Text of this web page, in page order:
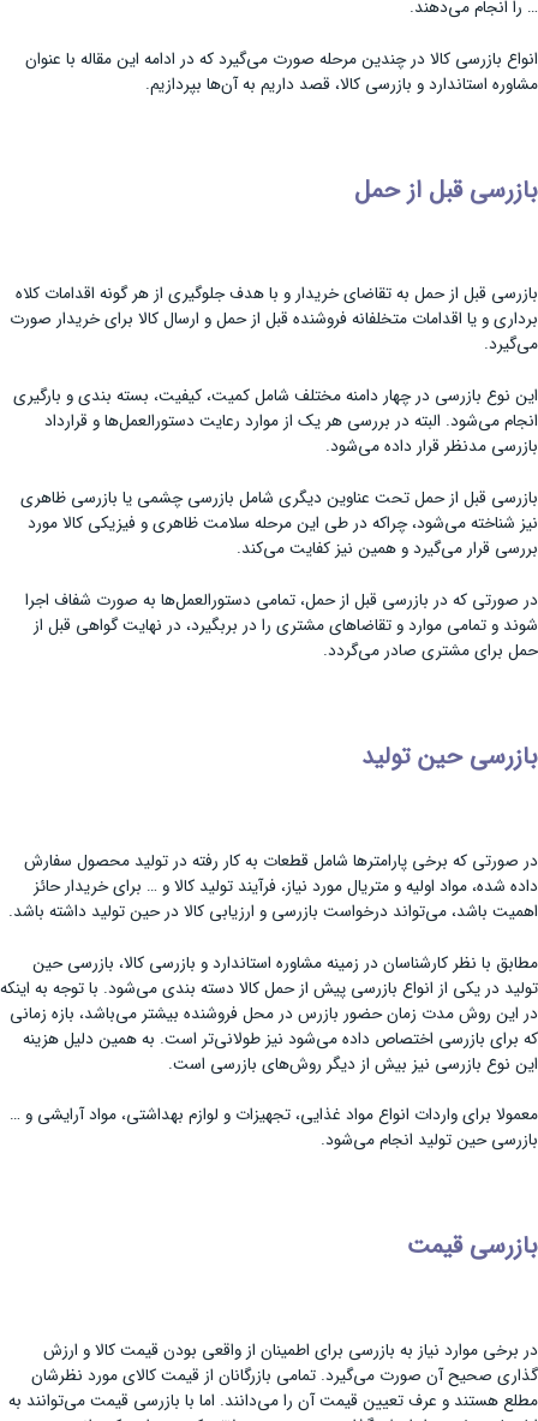
… را انجام می‌دهند.
انواع بازرسی کالا در چندین مرحله صورت می‌گیرد که در ادامه این مقاله با عنوان
مشاوره استاندارد و بازرسی کالا، قصد داریم به آن‌ها بپردازیم.
بازرسی قبل از حمل
بازرسی قبل از حمل به تقاضای خریدار و با هدف جلوگیری از هر گونه اقدامات کلاه
برداری و یا اقدامات متخلفانه فروشنده قبل از حمل و ارسال کالا برای خریدار صورت
می‌گیرد.
این نوع بازرسی در چهار دامنه مختلف شامل کمیت، کیفیت، بسته بندی و بارگیری
انجام می‌شود. البته در بررسی هر یک از موارد رعایت دستورالعمل‌ها و قرارداد
بازرسی مدنظر قرار داده می‌شود.
بازرسی قبل از حمل تحت عناوین دیگری شامل بازرسی چشمی یا بازرسی ظاهری
نیز شناخته می‌شود، چراکه در طی این مرحله سلامت ظاهری و فیزیکی کالا مورد
بررسی قرار می‌گیرد و همین نیز کفایت می‌کند.
در صورتی که در بازرسی قبل از حمل، تمامی دستورالعمل‌ها به صورت شفاف اجرا
شوند و تمامی موارد و تقاضاهای مشتری را در بربگیرد، در نهایت گواهی قبل از
حمل برای مشتری صادر می‌گردد.
بازرسی حین تولید
در صورتی که برخی پارامترها شامل قطعات به کار رفته در تولید محصول سفارش
داده شده، مواد اولیه و متریال مورد نیاز، فرآیند تولید کالا و … برای خریدار حائز
اهمیت باشد، می‌تواند درخواست بازرسی و ارزیابی کالا در حین تولید داشته باشد.
مطابق با نظر کارشناسان در زمینه مشاوره استاندارد و بازرسی کالا، بازرسی حین
تولید در یکی از انواع بازرسی پیش از حمل کالا دسته بندی می‌شود. با توجه به اینکه
در این روش مدت زمان حضور بازرس در محل فروشنده بیشتر می‌باشد، بازه زمانی
که برای بازرسی اختصاص داده می‌شود نیز طولانی‌تر است. به همین دلیل هزینه
این نوع بازرسی نیز بیش از دیگر روش‌های بازرسی است.
معمولا برای واردات انواع مواد غذایی، تجهیزات و لوازم بهداشتی، مواد آرایشی و …
بازرسی حین تولید انجام می‌شود.
بازرسی قیمت
در برخی موارد نیاز به بازرسی برای اطمینان از واقعی بودن قیمت کالا و ارزش
گذاری صحیح آن صورت می‌گیرد. تمامی بازرگانان از قیمت کالای مورد نظرشان
مطلع هستند و عرف تعیین قیمت آن را می‌دانند. اما با بازرسی قیمت می‌توانند به